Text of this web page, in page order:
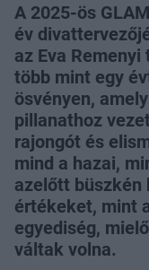
A 2025-ös
év
az Eva
több mint egy
ösvényen,
pillanathoz
rajongót és
mind a hazai,
azelőtt büszkén
értékeket, mint
egyediség,
váltak volna.